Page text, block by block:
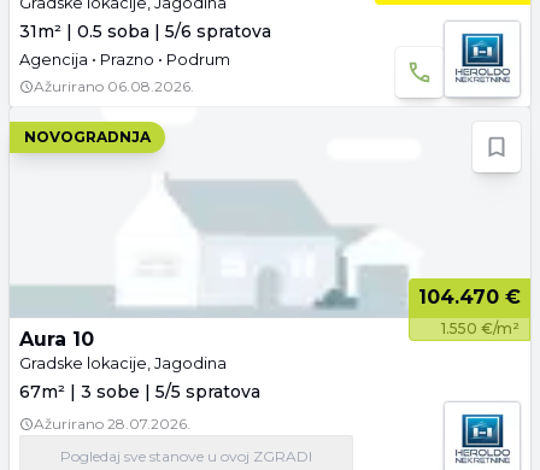
31m² | 0.5 soba | 5/6 spratova
Agencija • Prazno • Podrum
Ažurirano 06.08.2026.
NOVOGRADNJA
104.470 €
1.550 €/m²
Aura 10
Gradske lokacije, Jagodina
67m² | 3 sobe | 5/5 spratova
Ažurirano 28.07.2026.
Pogledajsve stanove u ovoj ZGRADI